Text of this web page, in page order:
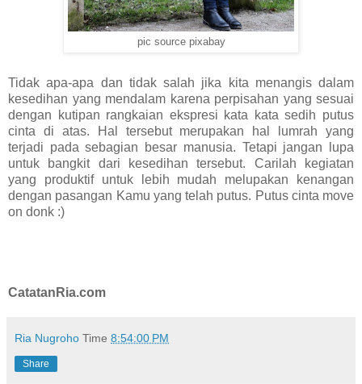
pic source pixabay
Tidak apa-apa dan tidak salah jika kita menangis dalam
kesedihan yang mendalam karena perpisahan yang sesuai
dengan kutipan rangkaian ekspresi kata kata sedih putus
cinta di atas. Hal tersebut merupakan hal lumrah yang
terjadi pada sebagian besar manusia. Tetapi jangan lupa
untuk bangkit dari kesedihan tersebut. Carilah kegiatan
yang produktif untuk lebih mudah melupakan kenangan
dengan pasangan Kamu yang telah putus. Putus cinta move
on donk :)
CatatanRia.com
Ria Nugroho Time 8:54:00 PM
Share